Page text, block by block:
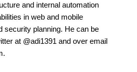
and internal automation
in web and mobile
security planning. He can be
at @adi1391 and over email